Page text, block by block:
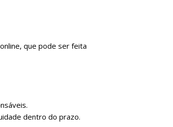
que pode ser feita
dentro do prazo.